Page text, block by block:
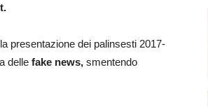
presentazione dei palinsesti 2017-
delle fake news, smentendo